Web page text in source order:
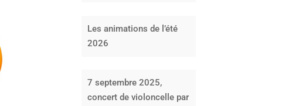
Les animations de l’été
2026
7 septembre 2025,
concert de violoncelle par